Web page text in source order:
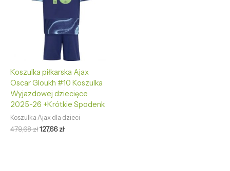
Koszulka piłkarska Ajax
Oscar Gloukh #10 Koszulka
Wyjazdowej dziecięce
2025-26 +Krótkie Spodenk
Koszulka Ajax dla dzieci
479,68zł127,66zł